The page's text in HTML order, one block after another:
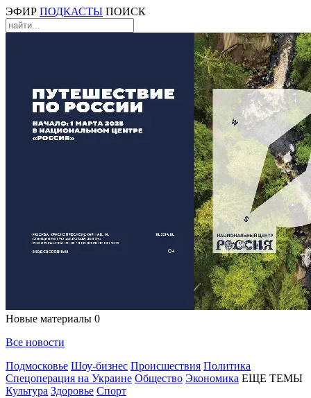
ЭФИР ПОДКАСТЫ ПОИСК
Новые материалы 0
Все новости
Подмосковье Шоу-бизнес Происшествия Политика
Спецоперация на Украине Общество Экономика ЕЩЕ ТЕМЫ
Культура Здоровье Спорт